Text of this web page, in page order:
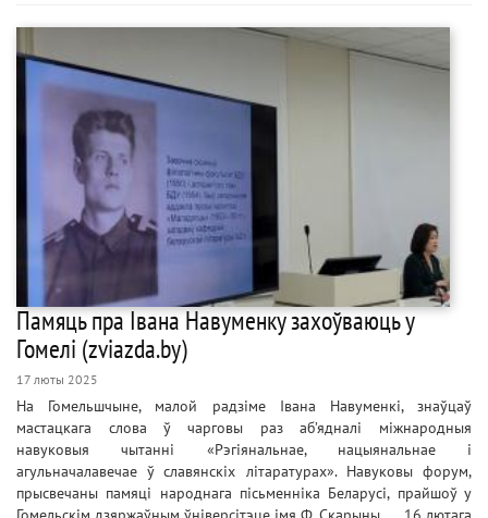
Памяць пра Івана Навуменку захоўваюць у
Гомелі (zviazda.by)
17 люты 2025
На Гомельшчыне, малой радзіме Івана Навуменкі, знаўцаў
мастацкага слова ў чарговы раз аб’ядналі міжнародныя
навуковыя чытанні «Рэгіянальнае, нацыянальнае і
агульначалавечае ў славянскіх літаратурах». Навуковы форум,
прысвечаны памяці народнага пісьменніка Беларусі, прайшоў у